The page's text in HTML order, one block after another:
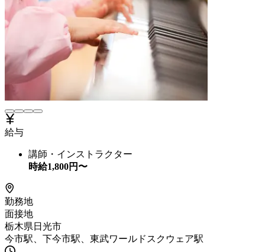
給与
講師・インストラクター
時給1,800円〜
勤務地
面接地
栃木県日光市
今市駅、下今市駅、東武ワールドスクウェア駅